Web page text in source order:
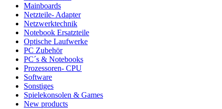
Mainboards
Netzteile- Adapter
Netzwerktechnik
Notebook Ersatzteile
Optische Laufwerke
PC Zubehör
PC´s & Notebooks
Prozessoren- CPU
Software
Sonstiges
Spielekonsolen & Games
New products